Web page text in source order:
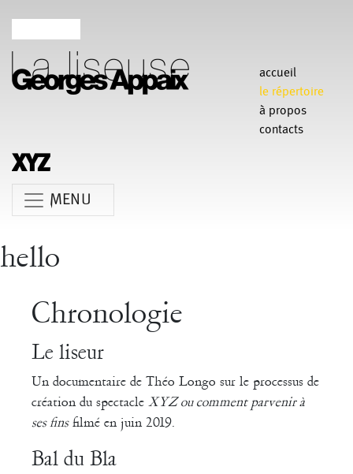
accueil
le répertoire
à propos
contacts
MENU
hello
Anne Le Batard
Carlotta Sagna
Chiara Gallerani Christian Rizzo
Eric Houzelot Fabio Barad Federica Tardito
Filipe Lourenco François Bouteau
François Combemorel
Chronologie
Le liseur
Un documentaire de Théo Longo sur le processus de
création du spectacle XYZ ou comment parvenir à
ses finsfilmé en juin 2019.
Bal du Bla